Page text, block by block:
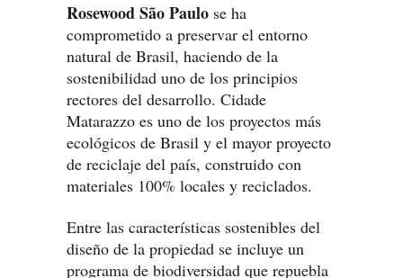
Rosewood São Paulo se ha
comprometido a preservar el entorno
natural de Brasil, haciendo de la
sostenibilidad uno de los principios
rectores del desarrollo. Cidade
Matarazzo es uno de los proyectos más
ecológicos de Brasil y el mayor proyecto
de reciclaje del país, construido con
materiales 100% locales y reciclados.
Entre las características sostenibles del
diseño de la propiedad se incluye un
programa de biodiversidad que repuebla